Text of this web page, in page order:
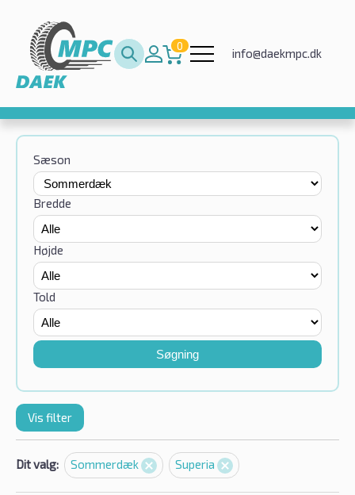
0
info@daekmpc.dk
Sæson
Bredde
Højde
Told
Søgning
Vis filter
Dit valg: Sommerdæk Superia